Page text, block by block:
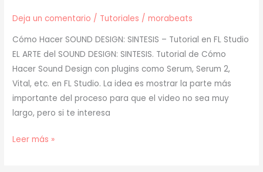
Deja un comentario / Tutoriales /morabeats
Cómo Hacer SOUND DESIGN: SINTESIS – Tutorial en FL Studio
EL ARTE del SOUND DESIGN: SINTESIS. Tutorial de Cómo
Hacer Sound Design con plugins como Serum, Serum 2,
Vital, etc. en FL Studio. La idea es mostrar la parte más
importante del proceso para que el video no sea muy
largo, pero si te interesa
[
Leer más »